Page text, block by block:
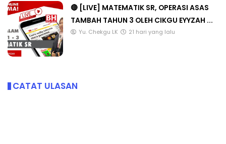
🔴 [LIVE] MATEMATIK SR, OPERASI ASAS
TAMBAH TAHUN 3 OLEH CIKGU EYYZAH ...
Yu. Chekgu LK 21 hari yang lalu
CATAT ULASAN